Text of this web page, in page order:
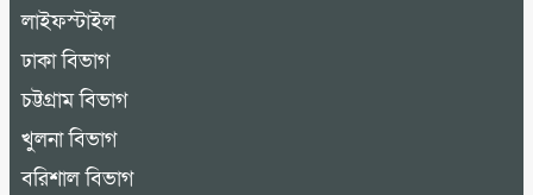
লাইফস্টাইল
ঢাকা বিভাগ
চট্টগ্রাম বিভাগ
খুলনা বিভাগ
বরিশাল বিভাগ